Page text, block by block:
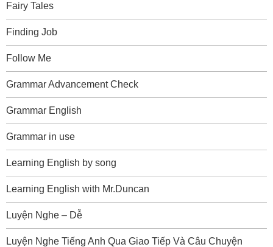
Fairy Tales
Finding Job
Follow Me
Grammar Advancement Check
Grammar English
Grammar in use
Learning English by song
Learning English with Mr.Duncan
Luyện Nghe – Dễ
Luyện Nghe Tiếng Anh Qua Giao Tiếp Và Câu Chuyện